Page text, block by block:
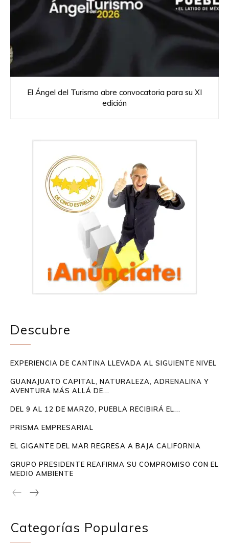
El Ángel del Turismo abre convocatoria para su XI
edición
Descubre
EXPERIENCIA DE CANTINA LLEVADA AL SIGUIENTE NIVEL
GUANAJUATO CAPITAL, NATURALEZA, ADRENALINA Y
AVENTURA MÁS ALLÁ DE...
DEL 9 AL 12 DE MARZO, PUEBLA RECIBIRÁ EL...
PRISMA EMPRESARIAL
EL GIGANTE DEL MAR REGRESA A BAJA CALIFORNIA
GRUPO PRESIDENTE REAFIRMA SU COMPROMISO CON EL
MEDIO AMBIENTE
Categorías Populares